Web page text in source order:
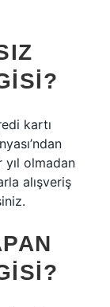
kartı
olmadan
alışveriş